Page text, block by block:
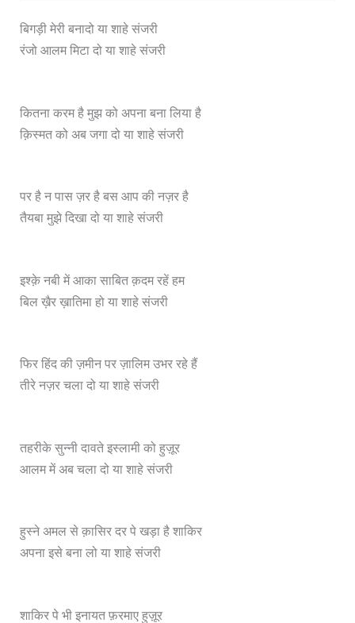
बिगड़ी मेरी बनादो या शाहे संजरी
रंजो आलम मिटा दो या शाहे संजरी
कितना करम है मुझ को अपना बना लिया है
क़िस्मत को अब जगा दो या शाहे संजरी
पर है न पास ज़र है बस आप की नज़र है
तैयबा मुझे दिखा दो या शाहे संजरी
इश्क़े नबी में आका साबित क़दम रहें हम
बिल ख़ैर ख़ातिमा हो या शाहे संजरी
फिर हिंद की ज़मीन पर ज़ालिम उभर रहे हैं
तीरे नज़र चला दो या शाहे संजरी
तहरीके सुन्नी दावते इस्लामी को हुज़ूर
आलम में अब चला दो या शाहे संजरी
हुस्ने अमल से क़ासिर दर पे खड़ा है शाकिर
अपना इसे बना लो या शाहे संजरी
शाकिर पे भी इनायत फ़रमाए हुज़ूर